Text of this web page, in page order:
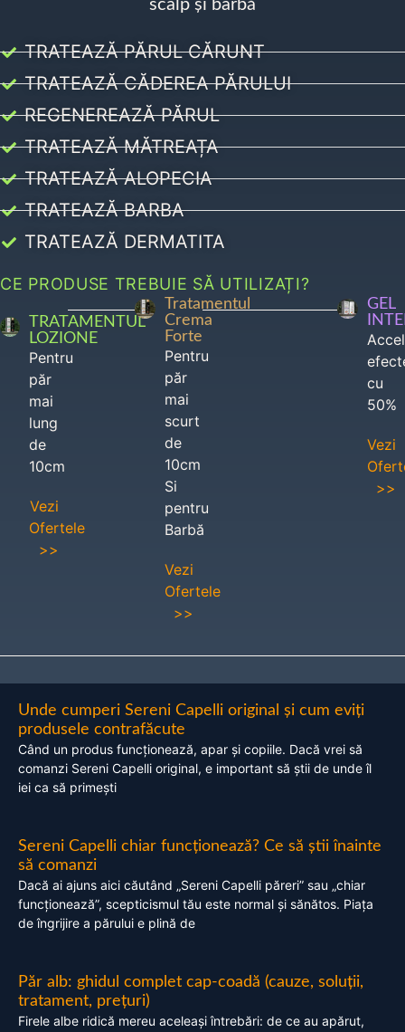
scalp și barbă
TRATEAZĂ PĂRUL CĂRUNT
TRATEAZĂ CĂDEREA PĂRULUI
REGENEREAZĂ PĂRUL
TRATEAZĂ MĂTREAȚA
TRATEAZĂ ALOPECIA
TRATEAZĂ BARBA
TRATEAZĂ DERMATITA
CE PRODUSE TREBUIE SĂ UTILIZAȚI?
TRATAMENTUL
LOZIONE
Pentru
păr
mai
lung
de
10cm
Vezi
Ofertele
>>
Tratamentul
Crema
Forte
Pentru
păr
mai
scurt
de
10cm
Si
pentru
Barbă
Vezi
Ofertele
>>
GEL
cu
50%
Vezi
>>
Unde cumperi Sereni Capelli original și cum eviți
produsele contrafăcute
Când un produs funcționează, apar și copiile. Dacă vrei să
comanzi Sereni Capelli original, e important să știi de unde îl
iei ca să primești
Sereni Capelli chiar funcționează? Ce să știi înainte
să comanzi
Dacă ai ajuns aici căutând „Sereni Capelli păreri” sau „chiar
funcționează”, scepticismul tău este normal și sănătos. Piața
de îngrijire a părului e plină de
Păr alb: ghidul complet cap-coadă (cauze, soluții,
tratament, prețuri)
Firele albe ridică mereu aceleași întrebări: de ce au apărut,